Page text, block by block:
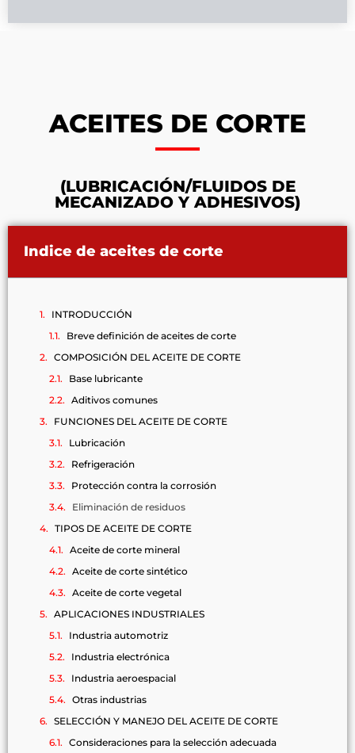
ACEITES DE CORTE
(LUBRICACIÓN/FLUIDOS DE
MECANIZADO Y ADHESIVOS)
Indice de aceites de corte
INTRODUCCIÓN
Breve definición de aceites de corte
COMPOSICIÓN DEL ACEITE DE CORTE
Base lubricante
Aditivos comunes
FUNCIONES DEL ACEITE DE CORTE
Lubricación
Refrigeración
Protección contra la corrosión
Eliminación de residuos
TIPOS DE ACEITE DE CORTE
Aceite de corte mineral
Aceite de corte sintético
Aceite de corte vegetal
APLICACIONES INDUSTRIALES
Industria automotriz
Industria electrónica
Industria aeroespacial
Otras industrias
SELECCIÓN Y MANEJO DEL ACEITE DE CORTE
Consideraciones para la selección adecuada